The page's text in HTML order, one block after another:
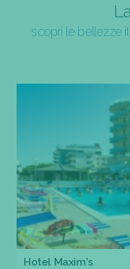
scopri le bellezze
Hotel Maxim's